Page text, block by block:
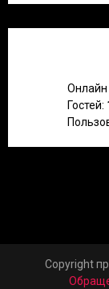
Онлайн
Гостей:
Copyright